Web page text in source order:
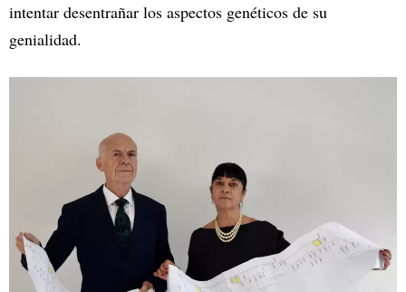
intentar desentrañar los aspectos genéticos de su
genialidad.